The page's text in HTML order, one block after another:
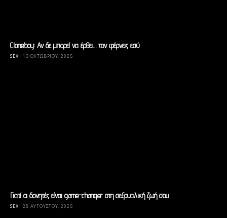
Cloneboy: Αν δε μπορεί να έρθει… τον φέρνεις εσύ
SEX 13 ΟΚΤΩΒΡΊΟΥ, 2025
Γιατί οι δονητές είναι game-changer στη σεξουαλική ζωή σου
SEX 28 ΑΥΓΟΎΣΤΟΥ, 2025